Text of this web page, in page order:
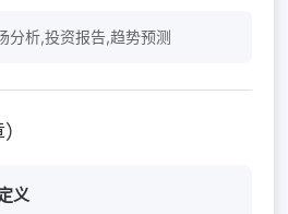
分析,投资报告,趋势预测
义